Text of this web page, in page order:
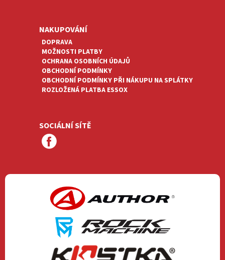
NAKUPOVÁNÍ
DOPRAVA
MOŽNOSTI PLATBY
OCHRANA OSOBNÍCH ÚDAJŮ
OBCHODNÍ PODMÍNKY
OBCHODNÍ PODMÍNKY PŘI NÁKUPU NA SPLÁTKY
ROZLOŽENÁ PLATBA ESSOX
SOCIÁLNÍ SÍTĚ